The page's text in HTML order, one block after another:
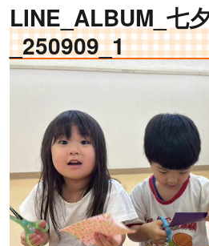
LINE_ALBUM_七
_250909_1